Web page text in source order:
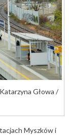
Głowa /
Myszków i